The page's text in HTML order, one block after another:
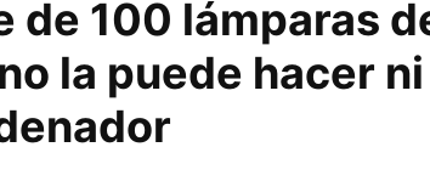
de 100 lámparas
la puede hacer